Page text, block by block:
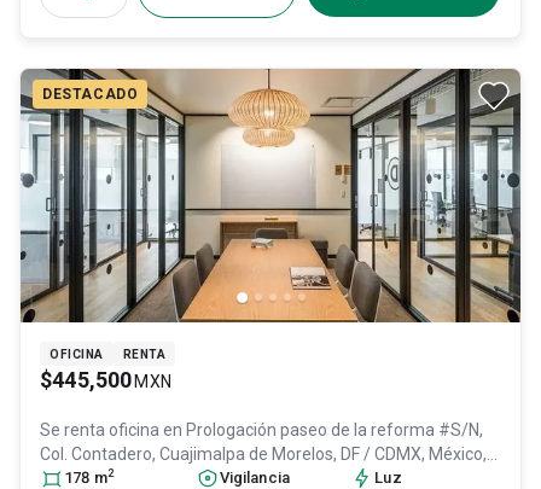
DESTACADO
OFICINA RENTA
$445,500 MXN
Se renta oficina en Prologación paseo de la reforma #S/N,
Col. Contadero, Cuajimalpa de Morelos, DF / CDMX, México,
C.P. 05500
31137200
178 m2 Vigilancia
Luz